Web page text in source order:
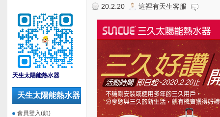
天生太陽能熱水器
天生太陽能熱水器
會員登入(鎖)
20.2.20 這裡有天生客服